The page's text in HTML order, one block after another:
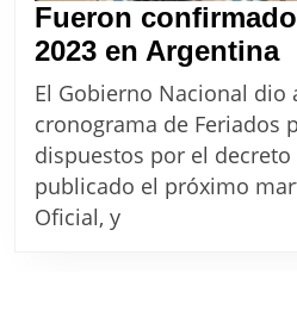
Fueron
2023 en Argentina
El Gobierno Nacional dio
cronograma de Feriados
dispuestos por el decreto
publicado el próximo
Oficial, y